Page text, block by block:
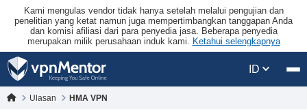
Kami mengulas vendor tidak hanya setelah melalui pengujian dan
penelitian yang ketat namun juga mempertimbangkan tanggapan Anda
dan komisi afiliasi dari para penyedia jasa. Beberapa penyedia
merupakan milik perusahaan induk kami. Ketahui selengkapnya
ID
Ulasan HMA VPN